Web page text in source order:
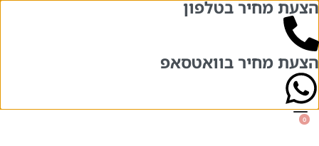
בואו לבקר אותנו בשני סניפים – אחד מול
השני!
הרצל 84 והרצל 71, תל אביב
0
הצעת מחיר בטלפון
הצעת מחיר בוואטסאפ